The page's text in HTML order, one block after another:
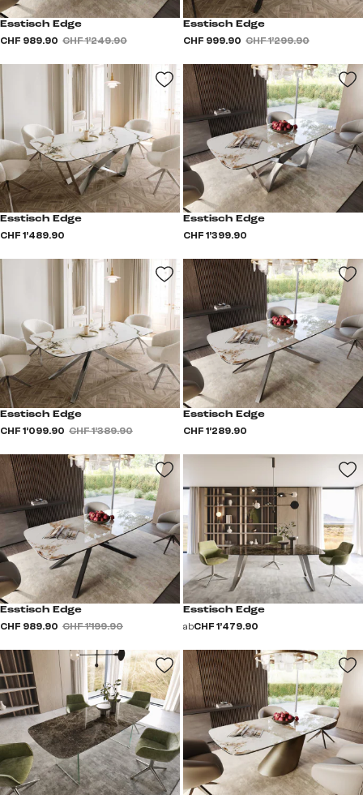
Esstisch Edge
CHF 989.90 CHF 1’249.90
Esstisch Edge
CHF 999.90 CHF 1’299.90
Esstisch Edge
CHF 1’489.90
Esstisch Edge
CHF 1’399.90
Esstisch Edge
CHF 1’099.90 CHF 1’389.90
Esstisch Edge
CHF 1’289.90
Esstisch Edge
CHF 989.90 CHF 1’199.90
Esstisch Edge
abCHF 1’479.90